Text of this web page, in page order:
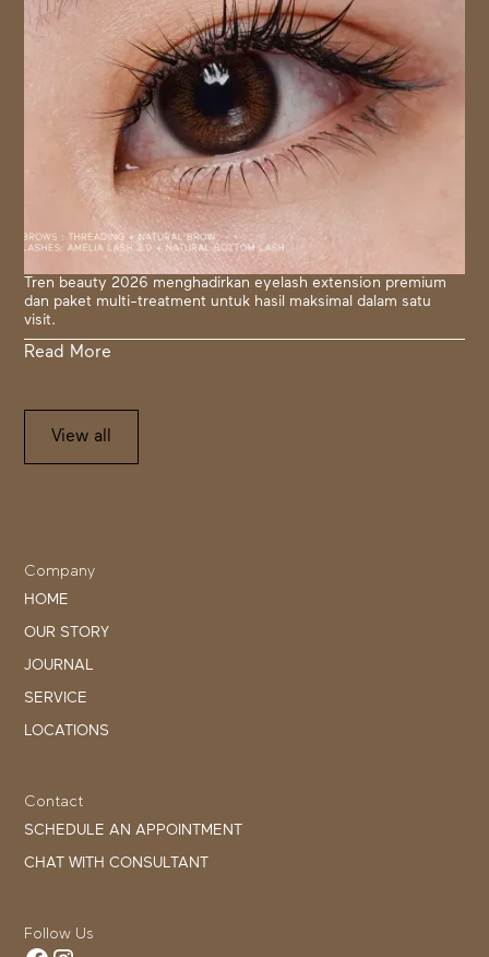
Tren beauty 2026 menghadirkan eyelash extension premium
dan paket multi-treatment untuk hasil maksimal dalam satu
visit.
Read More
View all
Company
HOME
OUR STORY
JOURNAL
SERVICE
LOCATIONS
Contact
SCHEDULE AN APPOINTMENT
CHAT WITH CONSULTANT
Follow Us